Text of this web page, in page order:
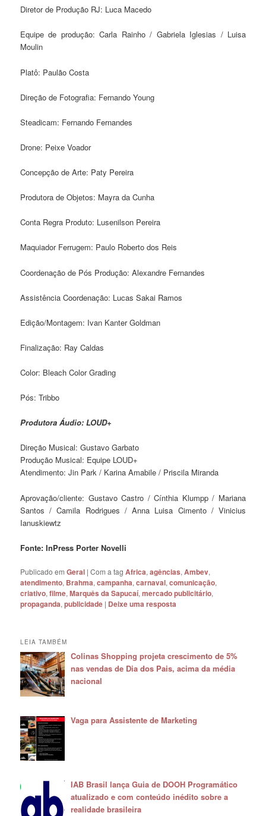
Diretor de Produção RJ: Luca Macedo
Equipe de produção: Carla Rainho / Gabriela Iglesias / Luisa
Moulin
Platô: Paulão Costa
Direção de Fotografia: Fernando Young
Steadicam: Fernando Fernandes
Drone: Peixe Voador
Concepção de Arte: Paty Pereira
Produtora de Objetos: Mayra da Cunha
Conta Regra Produto: Lusenilson Pereira
Maquiador Ferrugem: Paulo Roberto dos Reis
Coordenação de Pós Produção: Alexandre Fernandes
Assistência Coordenação: Lucas Sakai Ramos
Edição/Montagem: Ivan Kanter Goldman
Finalização: Ray Caldas
Color: Bleach Color Grading
Pós: Tribbo
Produtora Áudio: LOUD+
Direção Musical: Gustavo Garbato
Produção Musical: Equipe LOUD+
Atendimento: Jin Park / Karina Amabile / Priscila Miranda
Aprovação/cliente: Gustavo Castro / Cínthia Klumpp / Mariana
Santos / Camila Rodrigues / Anna Luisa Cimento / Vinicius
Ianuskiewtz
Fonte: InPress Porter Novelli
Publicado em Geral |Com a tagAfrica,agências,Ambev,
atendimento, Brahma,campanha,carnaval,comunicação,
criativo,filme,Marquês da Sapucaí,mercado publicitário,
propaganda,publicidade | Deixe uma resposta
LEIA TAMBÉM
Colinas Shopping projeta crescimento de 5%
nas vendas de Dia dos Pais, acima da média
nacional
Vaga para Assistente de Marketing
IAB Brasil lança Guia de DOOH Programático
atualizado e com conteúdo inédito sobre a
realidade brasileira